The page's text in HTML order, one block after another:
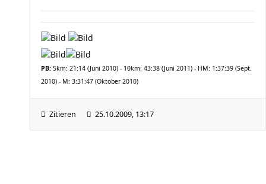
PB: 5km: 21:14 (Juni 2010) - 10km: 43:38 (Juni 2011) - HM: 1:37:39 (Sept.
2010) - M: 3:31:47 (Oktober 2010)
Zitieren 25.10.2009, 13:17